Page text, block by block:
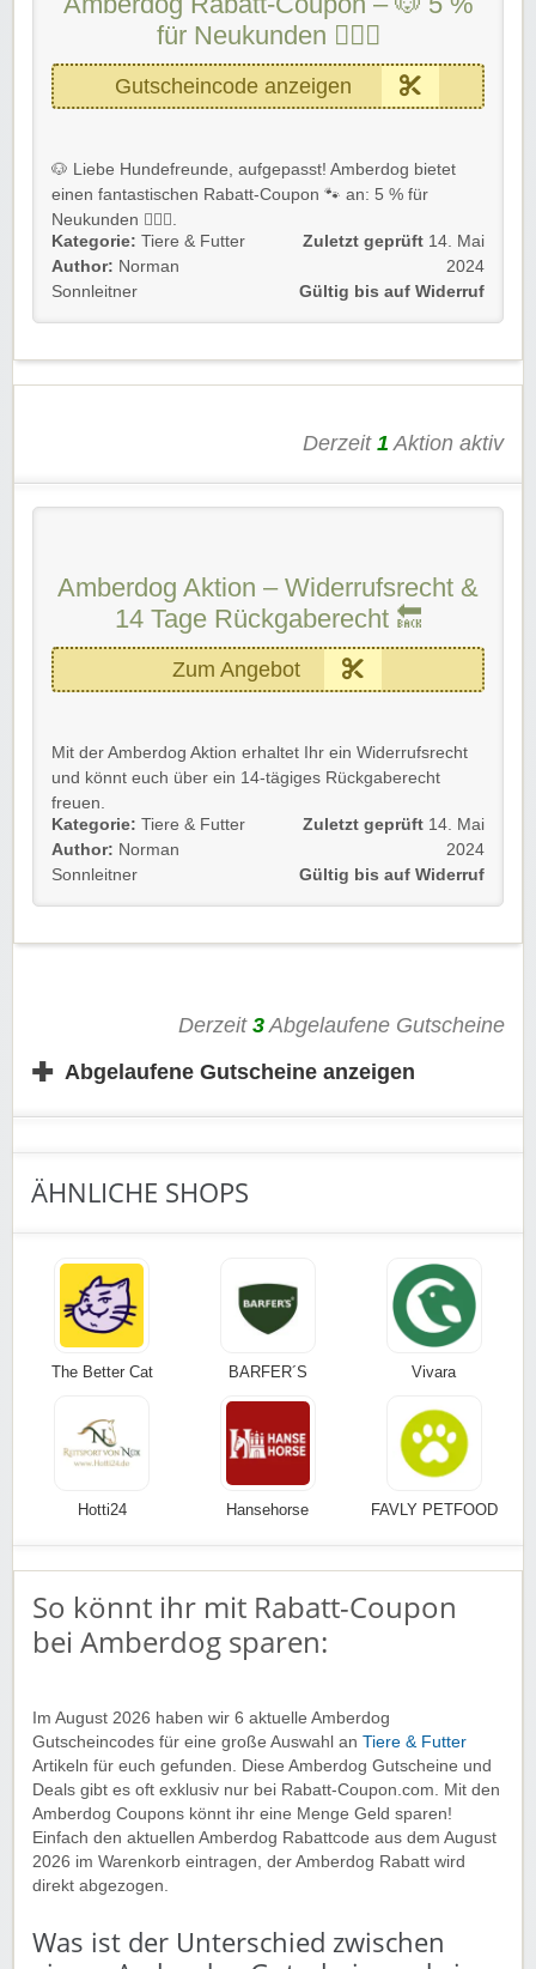
Rabatt-Coupon 🐼 wünscht Euch viel Spaß beim
Shoppen, Stöbern & Sparen!
für Neukunden 💁🏻‍♀️
Gutscheincode anzeigen
🐶 Liebe Hundefreunde, aufgepasst! Amberdog bietet
einen fantastischen Rabatt-Coupon 🐾 an: 5 % für
Neukunden 💁🏻‍♀️.
Nutzt die Chance, hochwertige Produkte für eure
geliebten Vierbeiner zu unschlagbaren Preisen zu
🔹Details zum Angebot:
Dem Link folgen,
Rabatt-Coupon 🐼 wünscht euch viel Spaß beim
Kategorie: Tiere & Futter
Author: Norman
Sonnleitner
Zuletzt geprüft 14. Mai
2024
Gültig bis auf Widerruf
Derzeit 1 Aktion aktiv
Amberdog Aktion – Widerrufsrecht &
14 Tage Rückgaberecht 🔙
Zum Angebot
Mit der Amberdog Aktion erhaltet Ihr ein Widerrufsrecht
und könnt euch über ein 14-tägiges Rückgaberecht
freuen.
Gültig für Neu- und Bestandskunden bis auf Widerruf.
Kategorie: Tiere & Futter
Author: Norman
Sonnleitner
Zuletzt geprüft 14. Mai
2024
Gültig bis auf Widerruf
Derzeit 3 Abgelaufene Gutscheine
✚ Abgelaufene Gutscheine anzeigen
ÄHNLICHE SHOPS
The Better Cat BARFER´S Vivara
Hotti24 Hansehorse FAVLY PETFOOD
So könnt ihr mit Rabatt-Coupon
bei Amberdog sparen:
Im August 2026 haben wir 6 aktuelle Amberdog
Gutscheincodes für eine große Auswahl an Tiere & Futter
Artikeln für euch gefunden. Diese Amberdog Gutscheine und
Deals gibt es oft exklusiv nur bei Rabatt-Coupon.com. Mit den
Amberdog Coupons könnt ihr eine Menge Geld sparen!
Einfach den aktuellen Amberdog Rabattcode aus dem August
2026 im Warenkorb eintragen, der Amberdog Rabatt wird
direkt abgezogen.
Was ist der Unterschied zwischen